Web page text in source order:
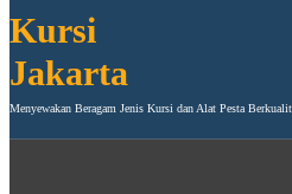
Menyewakan Beragam Jenis Kursi dan Alat Pesta